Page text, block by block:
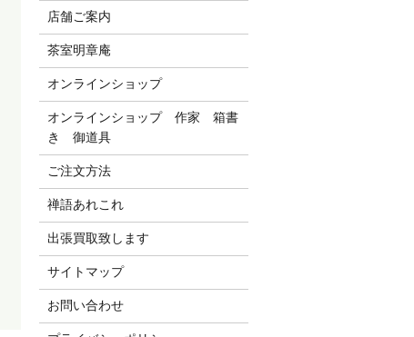
店舗ご案内
茶室明章庵
オンラインショップ
オンラインショップ 作家 箱書
き 御道具
ご注文方法
禅語あれこれ
出張買取致します
サイトマップ
お問い合わせ